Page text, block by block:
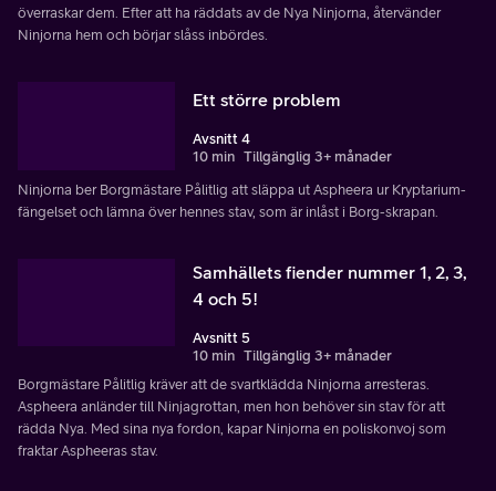
överraskar dem. Efter att ha räddats av de Nya Ninjorna, återvänder
Ninjorna hem och börjar slåss inbördes.
Ett större problem
Avsnitt 4
10 min Tillgänglig 3+ månader
Ninjorna ber Borgmästare Pålitlig att släppa ut Aspheera ur Kryptarium-
fängelset och lämna över hennes stav, som är inlåst i Borg-skrapan.
Samhällets fiender nummer 1, 2, 3,
4 och 5!
Avsnitt 5
10 min Tillgänglig 3+ månader
Borgmästare Pålitlig kräver att de svartklädda Ninjorna arresteras.
Aspheera anländer till Ninjagrottan, men hon behöver sin stav för att
rädda Nya. Med sina nya fordon, kapar Ninjorna en poliskonvoj som
fraktar Aspheeras stav.